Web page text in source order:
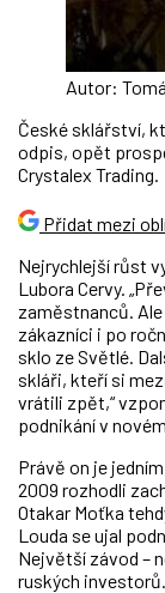
Autor:
České sklářství,
odpis, opět
Crystalex Trading.
Přidat mezi
Nejrychlejší růst
Lubora Cervy.
zaměstnanců.
zákazníci i po
sklo ze Světlé.
skláři, kteří si
vrátili zpět,“
podnikání v
Právě on je
2009 rozhodli
Otakar Moťka
Louda se ujal
Největší závod –
ruských investorů.